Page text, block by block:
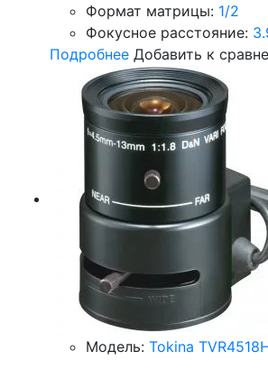
Формат матрицы: 1/2
Фокусное расстояние:
Подробнее Добавить к
Модель: Tokina